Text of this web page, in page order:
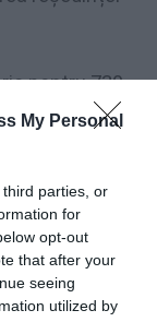
My Personal
parties, or
for
opt-out
that after your
seeing
utilized by
pentru 730,
personal
ul